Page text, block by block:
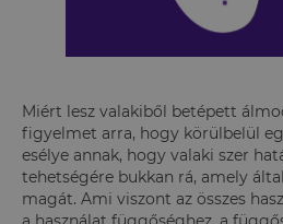
Miért lesz valakiből betépett
figyelmet arra, hogy körülbelül
esélye annak, hogy valaki szer
tehetségére bukkan rá, amely
magát. Ami viszont az összes